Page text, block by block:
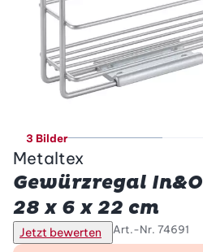
3 Bilder
Metaltex
Gewürzregal
28 x 6 x 22 cm
Jetzt bewerten Art.-Nr. 74691